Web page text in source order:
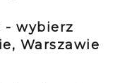
- wybierz
Warszawie